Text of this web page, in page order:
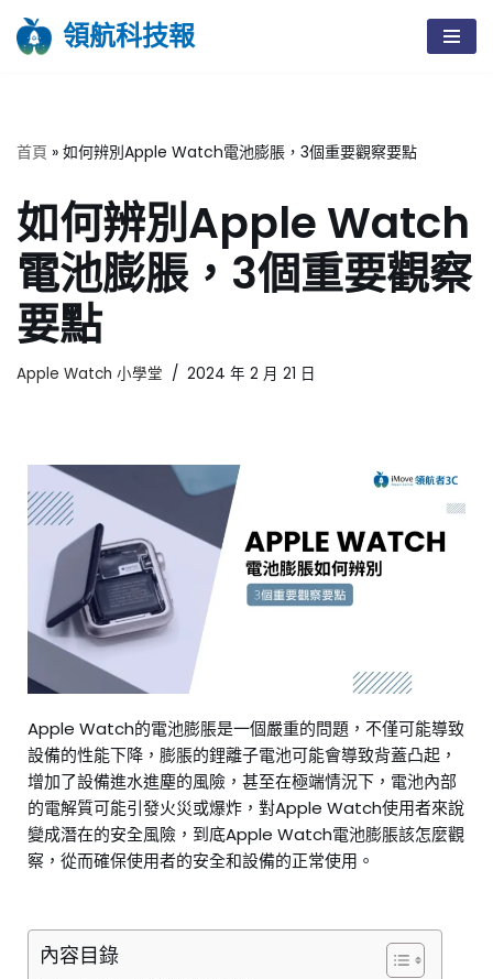
Skip
領航科技報
首頁 » 如何辨別Apple Watch電池膨脹，3個重要觀察要點
如何辨別Apple Watch
電池膨脹，3個重要觀察
要點
Apple Watch 小學堂 2024 年 2 月 21 日
Apple Watch的電池膨脹是一個嚴重的問題，不僅可能導致
設備的性能下降，膨脹的鋰離子電池可能會導致背蓋凸起，
增加了設備進水進塵的風險，甚至在極端情況下，電池內部
的電解質可能引發火災或爆炸，對Apple Watch使用者來說
變成潛在的安全風險，到底Apple Watch電池膨脹該怎麼觀
察，從而確保使用者的安全和設備的正常使用。
內容目錄